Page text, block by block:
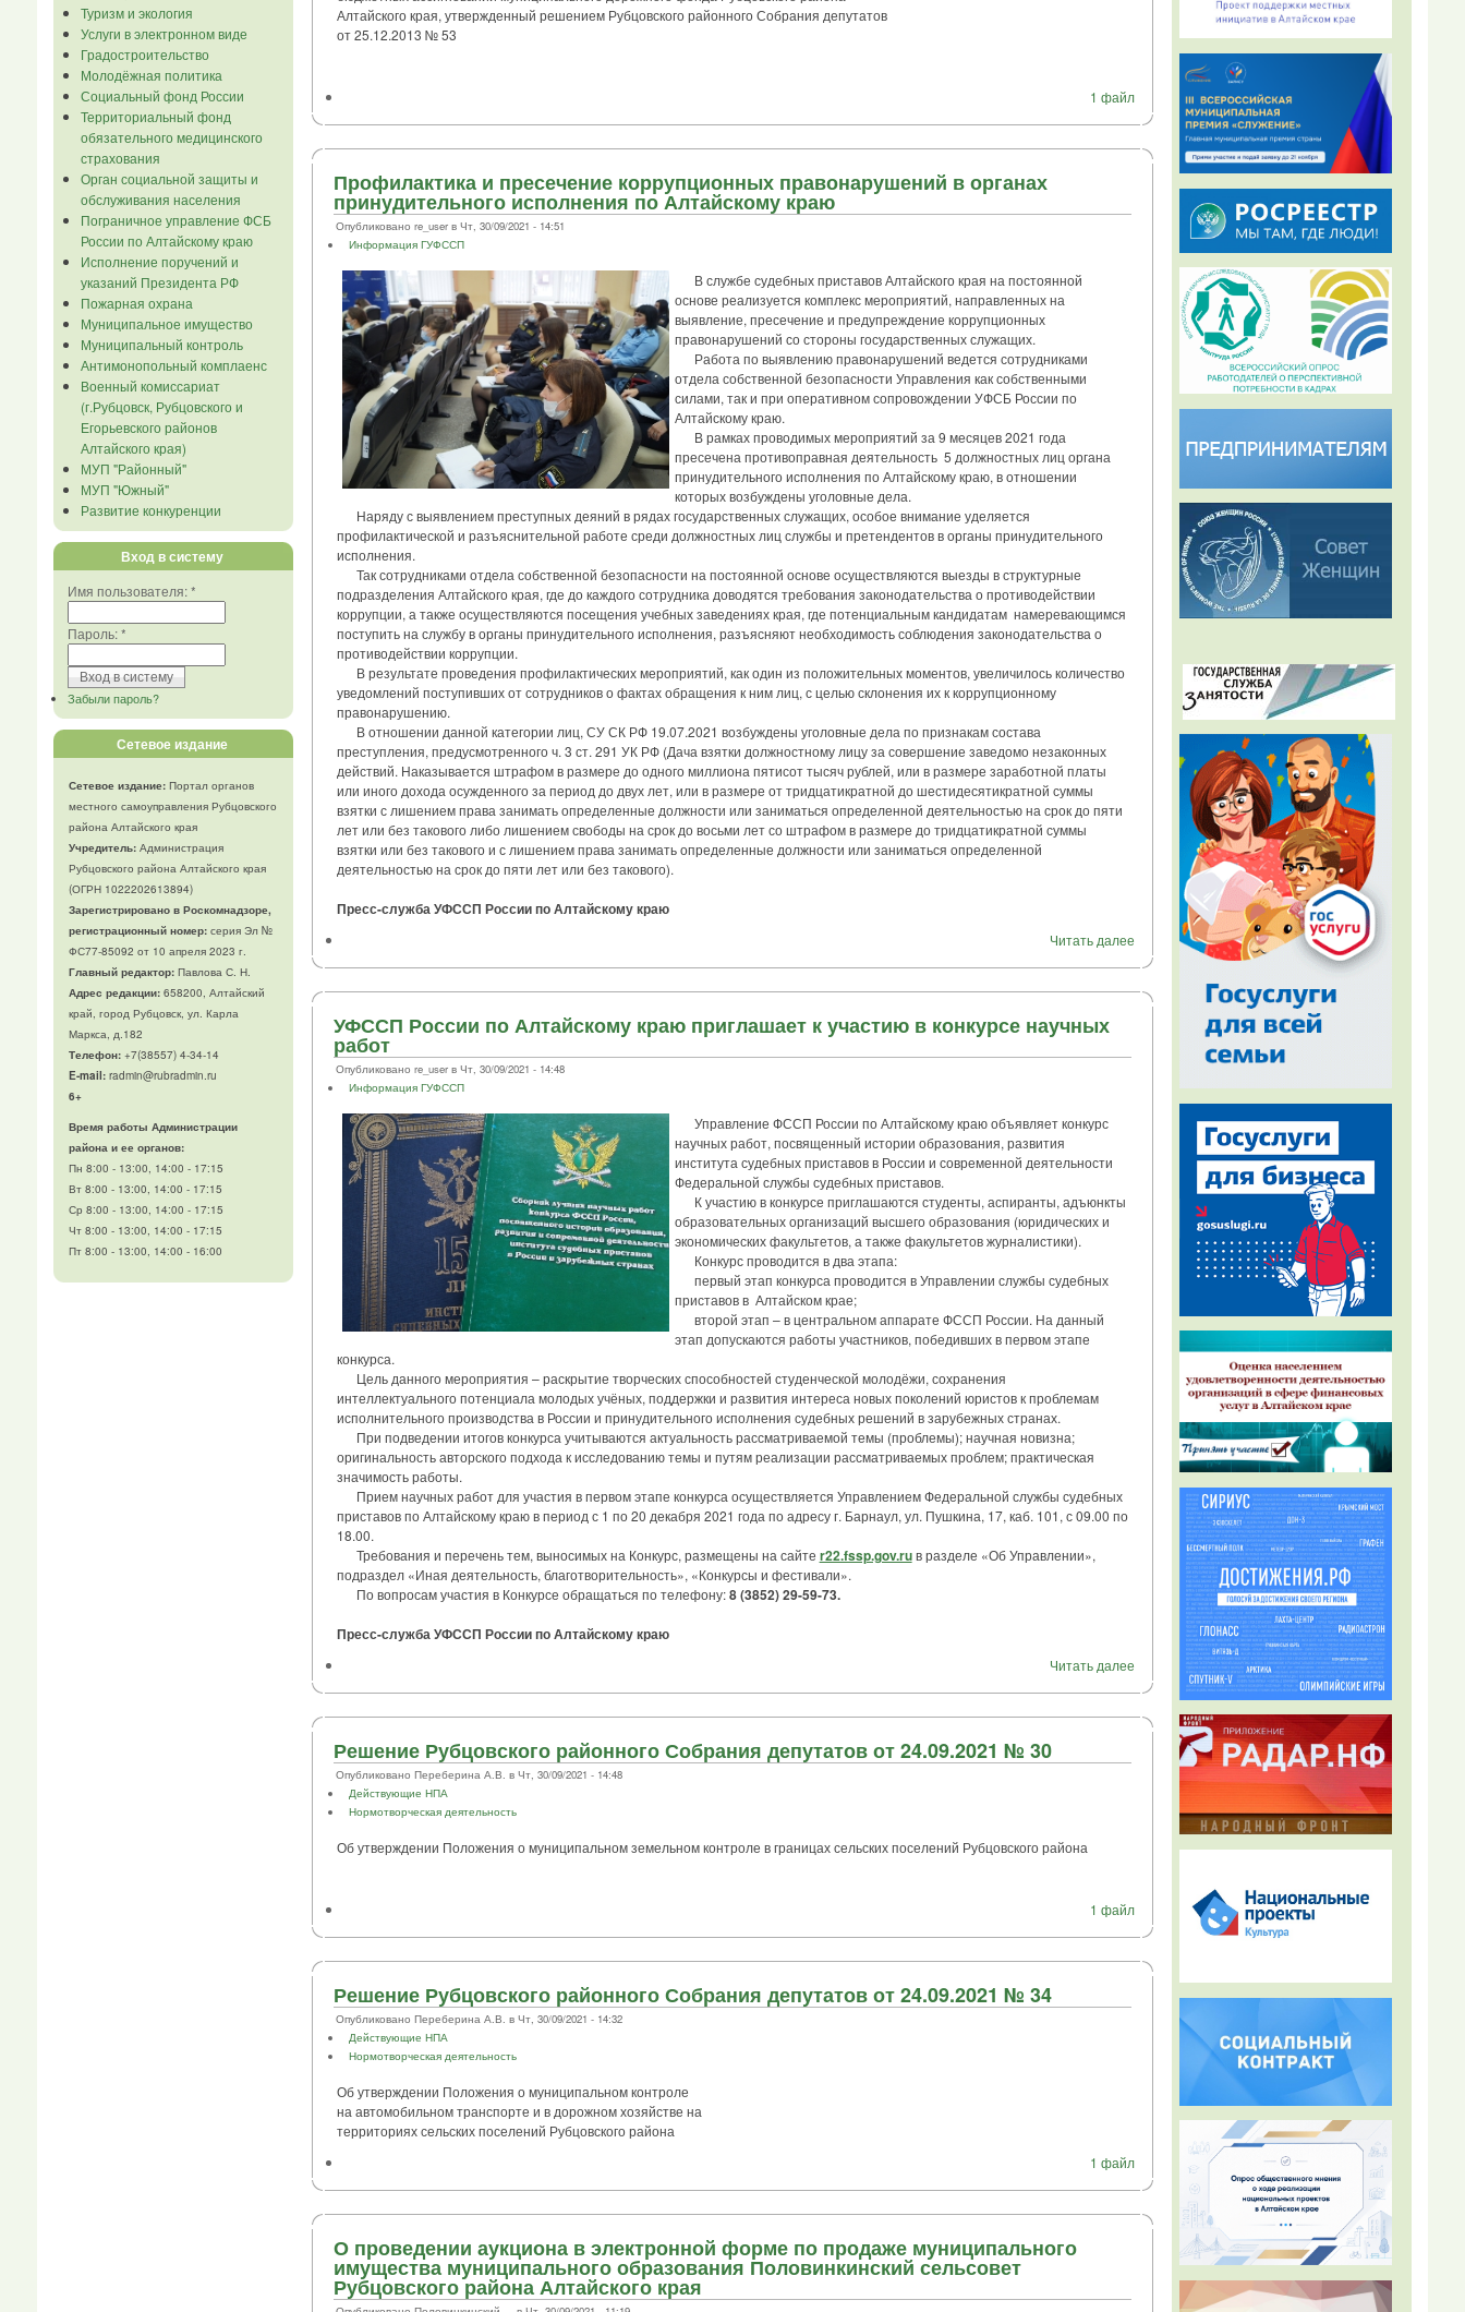
Туризм и экология
Услуги в электронном виде
Градостроительство
Молодёжная политика
Социальный фонд России
Территориальный фонд
обязательного медицинского
страхования
Орган социальной защиты и
обслуживания населения
Пограничное управление ФСБ
России по Алтайскому краю
Исполнение поручений и
указаний Президента РФ
Пожарная охрана
Муниципальное имущество
Муниципальный контроль
Антимонопольный комплаенс
Военный комиссариат
(г.Рубцовск, Рубцовского и
Егорьевского районов
Алтайского края)
МУП "Районный"
МУП "Южный"
Развитие конкуренции
Вход в систему
Имя пользователя:*
Пароль:*
Забыли пароль?
Сетевое издание
Сетевое издание:Портал органов
местного самоуправления Рубцовского
района Алтайского края
Учредитель:Администрация
Рубцовского района Алтайского края
(ОГРН 1022202613894)
Зарегистрировано в Роскомнадзоре,
регистрационный номер:серия Эл №
ФС77-85092 от 10 апреля 2023 г.
Главный редактор:Павлова С. Н.
Адрес редакции:658200, Алтайский
край, город Рубцовск, ул. Карла
Маркса, д.182
Телефон:+7(38557) 4-34-14
E-mail:radmin@rubradmin.ru
6+
Время работы Администрации
района и ее органов:
Пн 8:00 - 13:00, 14:00 - 17:15
Вт 8:00 - 13:00, 14:00 - 17:15
Ср 8:00 - 13:00, 14:00 - 17:15
Чт 8:00 - 13:00, 14:00 - 17:15
Пт 8:00 - 13:00, 14:00 - 16:00
Алтайского края, утвержденный решением Рубцовского районного Собрания депутатов
от 25.12.2013 № 53
1 файл
Профилактика и пресечение коррупционных правонарушений в органах
принудительного исполнения по Алтайскому краю
Опубликовано re_user в Чт, 30/09/2021 - 14:51
Информация ГУФССП
В службе судебных приставов Алтайского края на постоянной
основе реализуется комплекс мероприятий, направленных на
выявление, пресечение и предупреждение коррупционных
правонарушений со стороны государственных служащих.
Работа по выявлению правонарушений ведется сотрудниками
отдела собственной безопасности Управления как собственными
силами, так и при оперативном сопровождении УФСБ России по
Алтайскому краю.
В рамках проводимых мероприятий за 9 месяцев 2021 года
пресечена противоправная деятельность 5 должностных лиц органа
принудительного исполнения по Алтайскому краю, в отношении
которых возбуждены уголовные дела.
Наряду с выявлением преступных деяний в рядах государственных служащих, особое внимание уделяется
профилактической и разъяснительной работе среди должностных лиц службы и претендентов в органы принудительного
исполнения.
Так сотрудниками отдела собственной безопасности на постоянной основе осуществляются выезды в структурные
подразделения Алтайского края, где до каждого сотрудника доводятся требования законодательства о противодействии
коррупции, а также осуществляются посещения учебных заведениях края, где потенциальным кандидатам намеревающимся
поступить на службу в органы принудительного исполнения, разъясняют необходимость соблюдения законодательства о
противодействии коррупции.
В результате проведения профилактических мероприятий, как один из положительных моментов, увеличилось количество
уведомлений поступивших от сотрудников о фактах обращения к ним лиц, с целью склонения их к коррупционному
правонарушению.
В отношении данной категории лиц, СУ СК РФ 19.07.2021 возбуждены уголовные дела по признакам состава
преступления, предусмотренного ч. 3 ст. 291 УК РФ (Дача взятки должностному лицу за совершение заведомо незаконных
действий. Наказывается штрафом в размере до одного миллиона пятисот тысяч рублей, или в размере заработной платы
или иного дохода осужденного за период до двух лет, или в размере от тридцатикратной до шестидесятикратной суммы
взятки с лишением права занимать определенные должности или заниматься определенной деятельностью на срок до пяти
лет или без такового либо лишением свободы на срок до восьми лет со штрафом в размере до тридцатикратной суммы
взятки или без такового и с лишением права занимать определенные должности или заниматься определенной
деятельностью на срок до пяти лет или без такового).
Пресс-служба УФССП России по Алтайскому краю
Читать далее
УФССП России по Алтайскому краю приглашает к участию в конкурсе научных
работ
Опубликовано re_user в Чт, 30/09/2021 - 14:48
Информация ГУФССП
Управление ФССП России по Алтайскому краю объявляет конкурс
научных работ, посвященный истории образования, развития
института судебных приставов в России и современной деятельности
Федеральной службы судебных приставов.
К участию в конкурсе приглашаются студенты, аспиранты, адъюнкты
образовательных организаций высшего образования (юридических и
экономических факультетов, а также факультетов журналистики).
Конкурс проводится в два этапа:
первый этап конкурса проводится в Управлении службы судебных
приставов в Алтайском крае;
второй этап – в центральном аппарате ФССП России. На данный
этап допускаются работы участников, победивших в первом этапе
конкурса.
Цель данного мероприятия – раскрытие творческих способностей студенческой молодёжи, сохранения
интеллектуального потенциала молодых учёных, поддержки и развития интереса новых поколений юристов к проблемам
исполнительного производства в России и принудительного исполнения судебных решений в зарубежных странах.
При подведении итогов конкурса учитываются актуальность рассматриваемой темы (проблемы); научная новизна;
оригинальность авторского подхода к исследованию темы и путям реализации рассматриваемых проблем; практическая
значимость работы.
Прием научных работ для участия в первом этапе конкурса осуществляется Управлением Федеральной службы судебных
приставов по Алтайскому краю в период с 1 по 20 декабря 2021 года по адресу г. Барнаул, ул. Пушкина, 17, каб. 101, с 09.00 по
18.00.
Требования и перечень тем, выносимых на Конкурс, размещены на сайте r22.fssp.gov.ruв разделе «Об Управлении»,
подраздел «Иная деятельность, благотворительность», «Конкурсы и фестивали».
По вопросам участия в Конкурсе обращаться по телефону:8 (3852) 29-59-73.
Пресс-служба УФССП России по Алтайскому краю
Читать далее
Решение Рубцовского районного Собрания депутатов от 24.09.2021 № 30
Опубликовано Переберина А.В. в Чт, 30/09/2021 - 14:48
Действующие НПА
Нормотворческая деятельность
Об утверждении Положения о муниципальном земельном контроле в границах сельских поселений Рубцовского района
1 файл
Решение Рубцовского районного Собрания депутатов от 24.09.2021 № 34
Опубликовано Переберина А.В. в Чт, 30/09/2021 - 14:32
Действующие НПА
Нормотворческая деятельность
Об утверждении Положения о муниципальном контроле
на автомобильном транспорте и в дорожном хозяйстве на
территориях сельских поселений Рубцовского района
1 файл
О проведении аукциона в электронной форме по продаже муниципального
имущества муниципального образования Половинкинский сельсовет
Рубцовского района Алтайского края